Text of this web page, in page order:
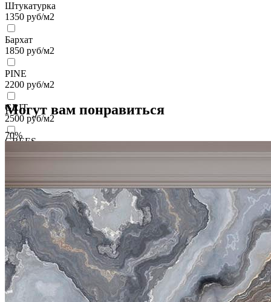
Штукатурка
1350 руб/м2
Бархат
1850 руб/м2
PINE
2200 руб/м2
GRIT
2500 руб/м2
GREES
2500руб/м2
VELOURS
2700руб/м2
VENTO
3700руб/м2
BRISE
4100 руб/м2
CARRETO
4500
руб/м2
Могут вам понравиться
70%